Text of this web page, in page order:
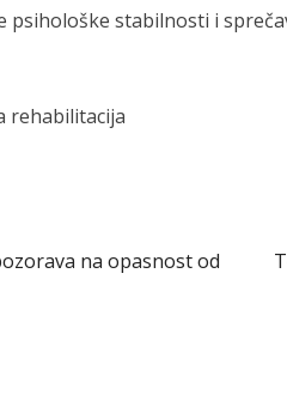
psihološke stabilnosti i
rehabilitacija
na opasnost od